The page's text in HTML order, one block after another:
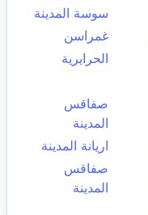
سوسة المدينة
غمراسن
الحرايرية
صفاقس
المدينة
اريانة المدينة
صفاقس
المدينة